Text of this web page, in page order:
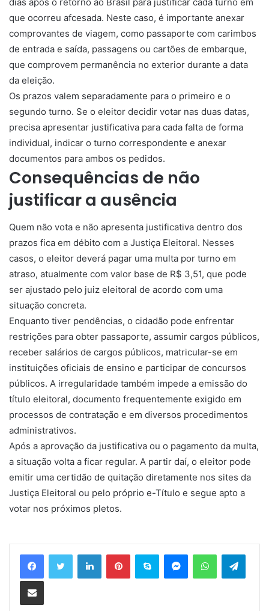
dias após o retorno ao Brasil para justificar cada turno em
que ocorreu afcesada. Neste caso, é importante anexar
comprovantes de viagem, como passaporte com carimbos
de entrada e saída, passagens ou cartões de embarque,
que comprovem permanência no exterior durante a data
da eleição.
Os prazos valem separadamente para o primeiro e o
segundo turno. Se o eleitor decidir votar nas duas datas,
precisa apresentar justificativa para cada falta de forma
individual, indicar o turno correspondente e anexar
documentos para ambos os pedidos.
Consequências de não
justificar a ausência
Quem não vota e não apresenta justificativa dentro dos
prazos fica em débito com a Justiça Eleitoral. Nesses
casos, o eleitor deverá pagar uma multa por turno em
atraso, atualmente com valor base de R$ 3,51, que pode
ser ajustado pelo juiz eleitoral de acordo com uma
situação concreta.
Enquanto tiver pendências, o cidadão pode enfrentar
restrições para obter passaporte, assumir cargos públicos,
receber salários de cargos públicos, matricular-se em
instituições oficiais de ensino e participar de concursos
públicos. A irregularidade também impede a emissão do
título eleitoral, documento frequentemente exigido em
processos de contratação e em diversos procedimentos
administrativos.
Após a aprovação da justificativa ou o pagamento da multa,
a situação volta a ficar regular. A partir daí, o eleitor pode
emitir uma certidão de quitação diretamente nos sites da
Justiça Eleitoral ou pelo próprio e-Título e segue apto a
votar nos próximos pletos.